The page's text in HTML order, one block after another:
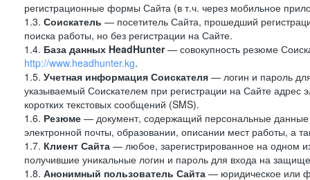
регистрационные формы Сайта (в т.ч. через мобильное
1.3. Соискатель — посетитель Сайта, прошедший
поиска работы, но без регистрации на Сайте.
1.4. База данных HeadHunter— совокупность резюме
http://www.headhunter.kg.
1.5. Учетная информация Соискателя — логин и пароль
указываемый Соискателем при регистрации на Сайте
коротких текстовых сообщений (SMS).
1.6. Резюме — документ, содержащий персональные
электронной почты, образовании, описании мест работы, а
1.7. Клиент Сайта — любое, зарегистрированное на одном
получившие уникальные логин и пароль для входа на
1.8. Анонимный пользователь Сайта — юридическое или